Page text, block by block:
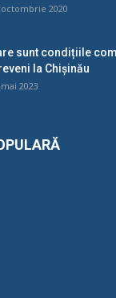
octombrie 2020
sunt condițiile
la Chișinău
2023